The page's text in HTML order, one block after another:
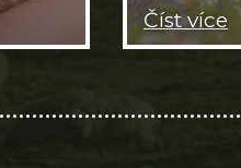
Číst více